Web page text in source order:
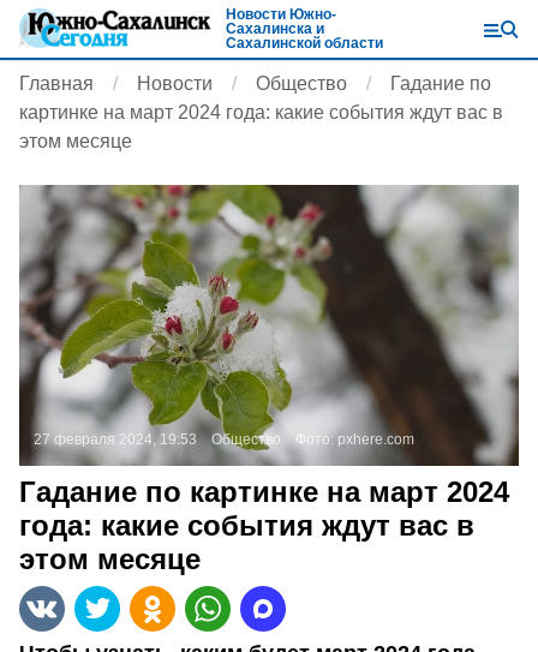
Новости Южно-
Сахалинска и
Сахалинской области
Главная Новости Общество
Гадание по
картинке на март 2024 года: какие события ждут вас в
этом месяце
27 февраля 2024, 19:53 Общество Фото: pxhere.com
Гадание по картинке на март 2024
года: какие события ждут вас в
этом месяце